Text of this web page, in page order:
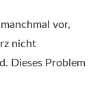
vor,
nicht
Dieses Problem